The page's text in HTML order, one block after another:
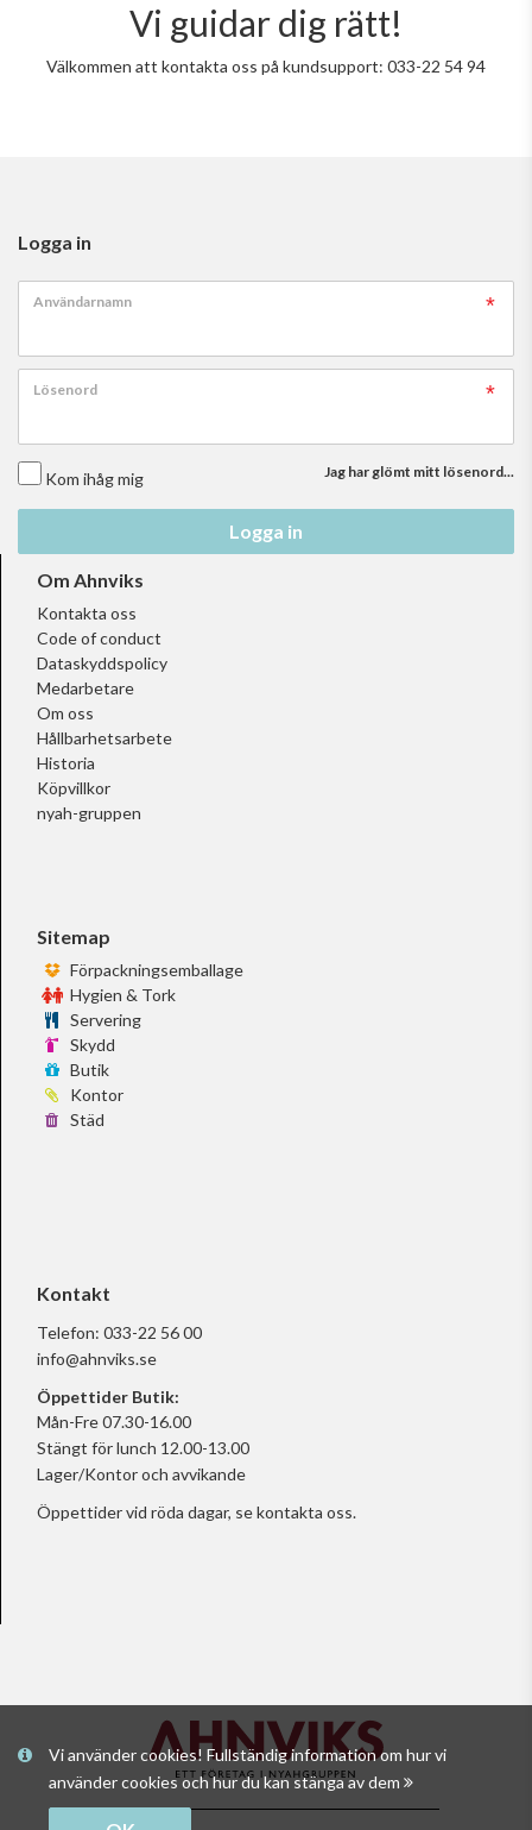
Vi använder cookies! Fullständig information om hur vi
använder cookies och hur du kan stänga av dem
Vi guidar dig rätt!
Välkommen att kontakta oss på kundsupport: 033-22 54 94
Logga in
Användarnamn
Lösenord
Kom ihåg mig Jag har glömt mitt lösenord...
Logga in
Om Ahnviks
Kontakta oss
Code of conduct
Dataskyddspolicy
Medarbetare
Om oss
Hållbarhetsarbete
Historia
Köpvillkor
nyah-gruppen
Sitemap
Förpackningsemballage
Hygien & Tork
Servering
Skydd
Butik
Kontor
Städ
Kontakt
Telefon: 033-22 56 00
info@ahnviks.se
Öppettider Butik:
Mån-Fre 07.30-16.00
Stängt för lunch 12.00-13.00
Lager/Kontor och avvikande
Öppettider vid röda dagar, sekontakta oss.